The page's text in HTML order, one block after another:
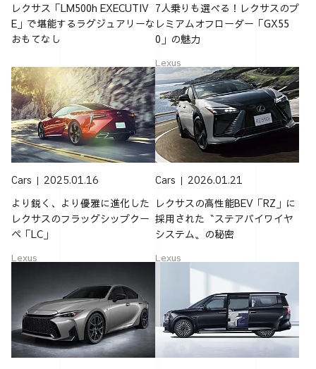
レクサス「LM500h EXECUTIV
E」で堪能するラグジュアリーな
おもてなし
7人乗りも選べる！レクサスのプ
レミアムオフローダー「GX55
0」の魅力
Lexus
Cars 2025.01.16
より鋭く、より優雅に進化した
レクサスのフラッグシップクー
ペ「LC」
Lexus
Cars 2026.01.21
レクサスの高性能BEV「RZ」に
採用された〝ステアバイワイヤ
システム〟の秘密
Lexus